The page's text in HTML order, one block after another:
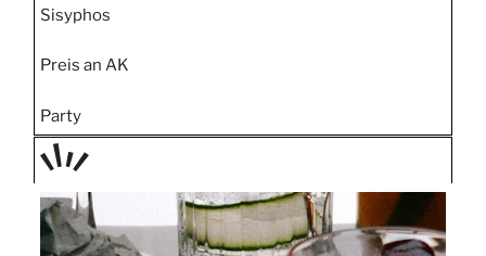
Sisyphos
Preis an AK
Party
TAGE
STIPP